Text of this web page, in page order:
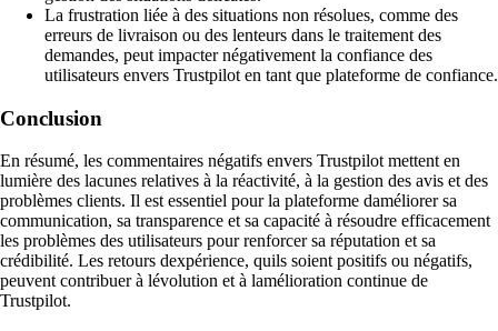
La frustration liée à des situations non résolues, comme des
erreurs de livraison ou des lenteurs dans le traitement des
demandes, peut impacter négativement la confiance des
utilisateurs envers Trustpilot en tant que plateforme de confiance.
Conclusion
En résumé, les commentaires négatifs envers Trustpilot mettent en
lumière des lacunes relatives à la réactivité, à la gestion des avis et des
problèmes clients. Il est essentiel pour la plateforme daméliorer sa
communication, sa transparence et sa capacité à résoudre efficacement
les problèmes des utilisateurs pour renforcer sa réputation et sa
crédibilité. Les retours dexpérience, quils soient positifs ou négatifs,
peuvent contribuer à lévolution et à lamélioration continue de
Trustpilot.